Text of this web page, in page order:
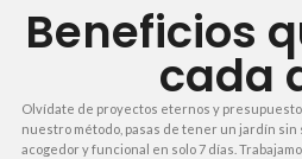
Beneficios
cada
Olvídate de proyectos eternos y
nuestro método, pasas de tener un jardín sin
acogedor y funcional en solo 7 días.